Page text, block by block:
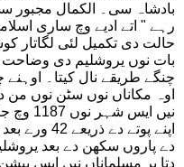
بادشاہ سی۔ الکمال مجبور
رہے " اتے ادیے وچ ساری
حالت دی تکمیل لئی لگاتار
بات نوں یروشلیم دی وضاحت
چنگے طریقے نال کیتا۔ اوہنے
اوہ مکاناں نوں سٹن نوں
نیں
اپنے پوتے
دے پاروں سکھن دے بعد
دتا پر مسلماناں نیں ایس